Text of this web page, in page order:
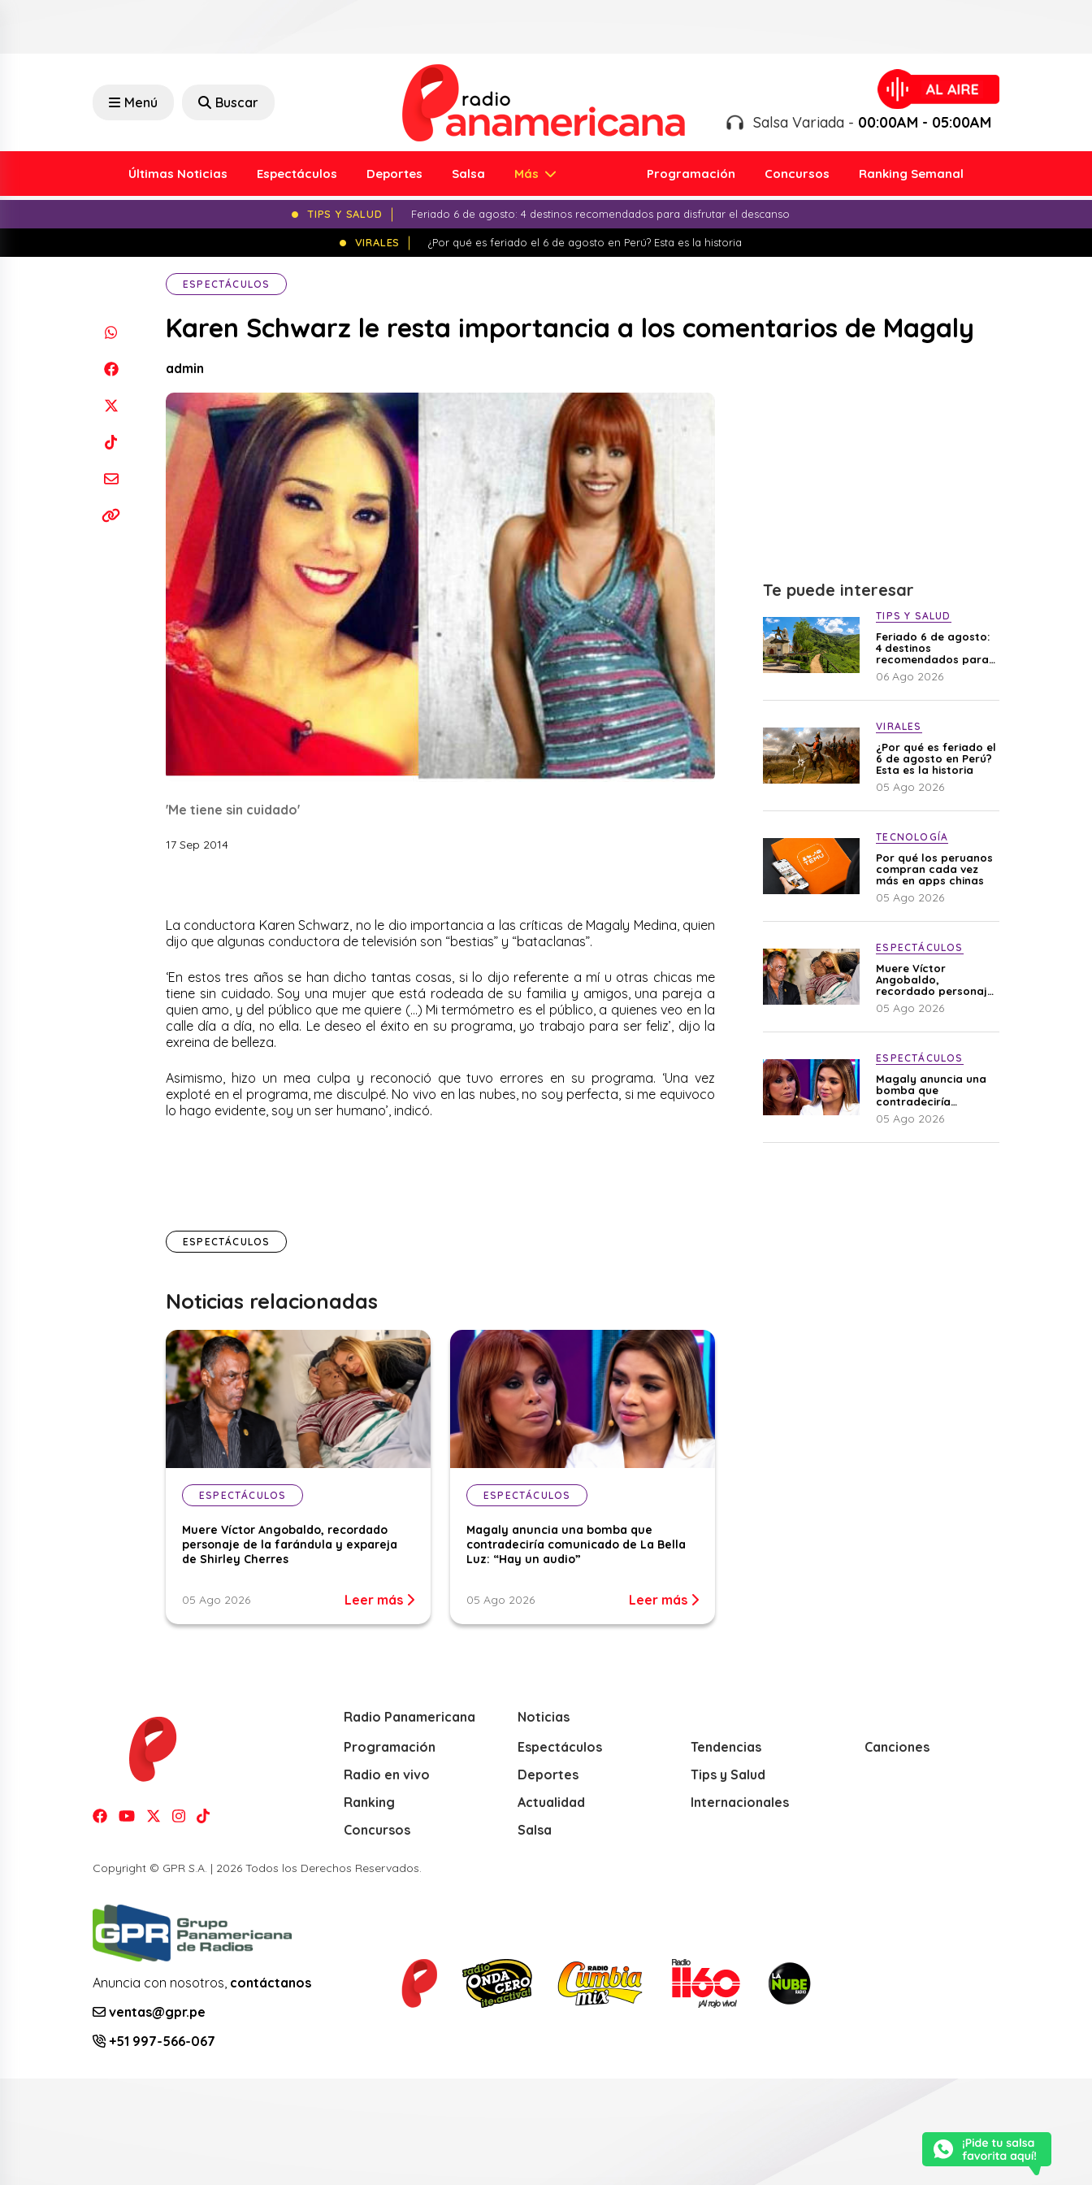
Menú Buscar
Salsa Variada - 00:00AM - 05:00AM
Últimas Noticias Espectáculos Deportes Salsa Más Programación Concursos Ranking Semanal
TIPS Y SALUD Feriado 6 de agosto: 4 destinos recomendados para disfrutar el descanso
VIRALES ¿Por qué es feriado el 6 de agosto en Perú? Esta es la historia
ESPECTÁCULOS
Karen Schwarz le resta importancia a los comentarios de Magaly
admin
'Me tiene sin cuidado'
17 Sep 2014
La conductora Karen Schwarz, no le dio importancia a las críticas de Magaly Medina, quien
dijo que algunas conductora de televisión son “bestias” y “bataclanas”.
‘En estos tres años se han dicho tantas cosas, si lo dijo referente a mí u otras chicas me
tiene sin cuidado. Soy una mujer que está rodeada de su familia y amigos, una pareja a
quien amo, y del público que me quiere (…) Mi termómetro es el público, a quienes veo en la
calle día a día, no ella. Le deseo el éxito en su programa, yo trabajo para ser feliz’, dijo la
exreina de belleza.
Asimismo, hizo un mea culpa y reconoció que tuvo errores en su programa. ‘Una vez
exploté en el programa, me disculpé. No vivo en las nubes, no soy perfecta, si me equivoco
lo hago evidente, soy un ser humano’, indicó.
ESPECTÁCULOS
Noticias relacionadas
ESPECTÁCULOS
Muere Víctor Angobaldo, recordado
personaje de la farándula y expareja
de Shirley Cherres
05 Ago 2026 Leer más
ESPECTÁCULOS
Magaly anuncia una bomba que
contradeciría comunicado de La Bella
Luz: “Hay un audio”
05 Ago 2026 Leer más
Te puede interesar
TIPS Y SALUD
Feriado 6 de agosto:
4 destinos
recomendados para
disfrutar el descanso
06 Ago 2026
VIRALES
¿Por qué es feriado el
6 de agosto en Perú?
Esta es la historia
05 Ago 2026
TECNOLOGÍA
Por qué los peruanos
compran cada vez
más en apps chinas
05 Ago 2026
ESPECTÁCULOS
Muere Víctor
Angobaldo,
recordado personaje
de la farándula y
expareja de Shirley
05 Ago 2026
ESPECTÁCULOS
Magaly anuncia una
bomba que
contradeciría
comunicado de La
Bella Luz: “Hay un
05 Ago 2026
Radio Panamericana
Programación
Radio en vivo
Ranking
Concursos
Noticias
Espectáculos
Deportes
Actualidad
Salsa
Tendencias
Tips y Salud
Internacionales
Canciones
Copyright © GPR S.A. | 2026 Todos los Derechos Reservados.
Anuncia con nosotros, contáctanos
ventas@gpr.pe
+51 997-566-067